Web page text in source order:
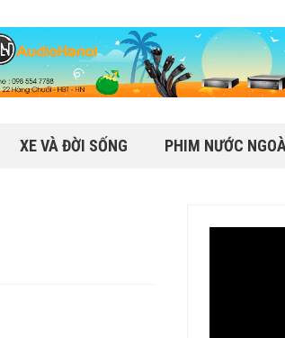
XE VÀ ĐỜI SỐNG PHIM NƯỚC